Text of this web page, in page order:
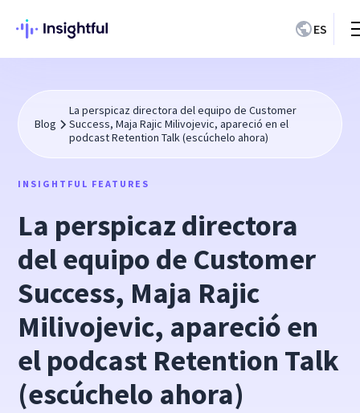
ES
Blog
La perspicaz directora del equipo de Customer
Success, Maja Rajic Milivojevic, apareció en el
podcast Retention Talk (escúchelo ahora)
INSIGHTFUL FEATURES
La perspicaz directora
del equipo de Customer
Success, Maja Rajic
Milivojevic, apareció en
el podcast Retention Talk
(escúchelo ahora)